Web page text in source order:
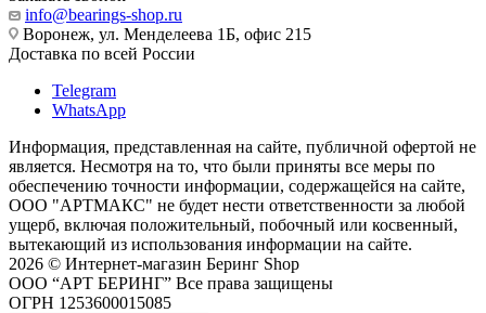
info@bearings-shop.ru
Воронеж, ул. Менделеева 1Б, офис 215
Доставка по всей России
Telegram
WhatsApp
Информация, представленная на сайте, публичной офертой не
является. Несмотря на то, что были приняты все меры по
обеспечению точности информации, содержащейся на сайте,
ООО "АРТМАКС" не будет нести ответственности за любой
ущерб, включая положительный, побочный или косвенный,
вытекающий из использования информации на сайте.
2026 © Интернет-магазин Беринг Shop
ООО “АРТ БЕРИНГ” Все права защищены
ОГРН 1253600015085